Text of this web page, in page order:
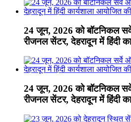
24 जून, 2026 को बॉटनिकल
रीजनल सेंटर, देहरादून में हिंदी
24 जून, 2026 को बॉटनिकल
रीजनल सेंटर, देहरादून में हिंदी